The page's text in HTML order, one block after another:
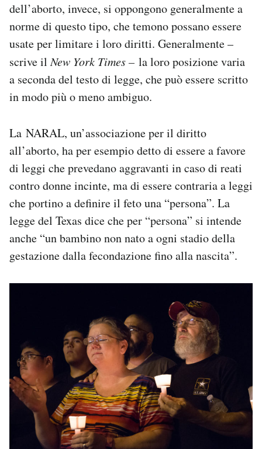
dell’aborto, invece, si oppongono generalmente a
norme di questo tipo, che temono possano essere
usate per limitare i loro diritti. Generalmente –
scrive ilNew York Times – la loro posizione varia
a seconda del testo di legge, che può essere scritto
in modo più o meno ambiguo.
La NARAL, un’associazione per il diritto
all’aborto, ha per esempio detto di essere a favore
di leggi che prevedano aggravanti in caso di reati
contro donne incinte, ma di essere contraria a leggi
che portino a definire il feto una “persona”. La
legge del Texas dice che per “persona” si intende
anche “un bambino non nato a ogni stadio della
gestazione dalla fecondazione fino alla nascita”.